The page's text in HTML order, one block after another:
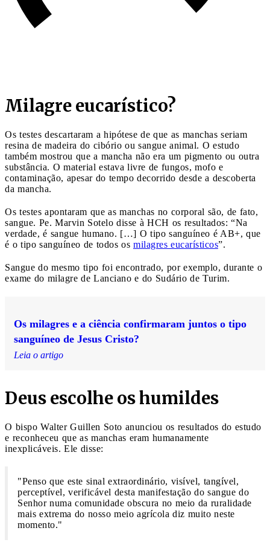
Milagre eucarístico?
Os testes descartaram a hipótese de que as manchas seriam
resina de madeira do cibório ou sangue animal. O estudo
também mostrou que a mancha não era um pigmento ou outra
substância. O material estava livre de fungos, mofo e
contaminação, apesar do tempo decorrido desde a descoberta
da mancha.
Os testes apontaram que as manchas no corporal são, de fato,
sangue. Pe. Marvin Sotelo disse à HCH os resultados: “Na
verdade, é sangue humano. […] O tipo sanguíneo é AB+, que
é o tipo sanguíneo de todos os milagres eucarísticos”.
Sangue do mesmo tipo foi encontrado, por exemplo, durante o
exame do milagre de Lanciano e do Sudário de Turim.
Os milagres e a ciência confirmaram juntos o tipo
sanguíneo de Jesus Cristo?
Leia o artigo
Deus escolhe os humildes
O bispo Walter Guillen Soto anunciou os resultados do estudo
e reconheceu que as manchas eram humanamente
inexplicáveis. Ele disse:
"Penso que este sinal extraordinário, visível, tangível,
perceptível, verificável desta manifestação do sangue do
Senhor numa comunidade obscura no meio da ruralidade
mais extrema do nosso meio agrícola diz muito neste
momento."